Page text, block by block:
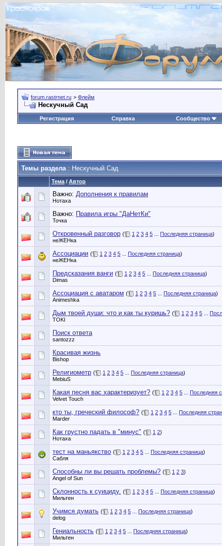
forum.rastrnet.ru > Флейм
Нескучный Сад
Регистрация Справка Сообщество
Темы раздела: Нескучный Сад
Тема / Автор
Важно: Дополнения к правилам
Нотаха
Важно: Правила игры "ДаНетКи"
Точка
Откровенный разговор ( 1 2 3 4 5 Последняя страница)
неЖЕНка
Ассоциации ( 1 2 3 4 5 Последняя страница)
неЖЕНка
Предсказания ванги ( 1 2 3 4 5 Последняя страница)
Dimas
Ассоциация с аватаром ( 1 2 3 4 5 Последняя страница)
Animeshka
Дым твоей души: что и как ты куришь? ( 1 2 3 4 5
TOKI
Поиск ответа
santozzz
Красивая жизнь
Bishop
Религиометр ( 1 2 3 4 5 Последняя страница)
MebiuS
Какая песня вас характеризует? ( 1 2 3 4 5
Последняя
Velvet Touch
кто ты, греческий философ? ( 1 2 3 4 5
Последняя
Marder
Как грустно падать в "минус" ( 1 2)
Нотаха
тест на маньякство ( 1 2 3 4 5 Последняя страница)
Сабля
Способны ли вы решать проблемы? ( 1 2 3)
Angel of Sun
Склонность к суициду. ( 1 2 3 4 5 Последняя страница)
Мильтен
Учимся думать ( 1 2 3 4 5 Последняя страница)
delog
Гениальность ( 1 2 3 4 5 Последняя страница)
Мильтен